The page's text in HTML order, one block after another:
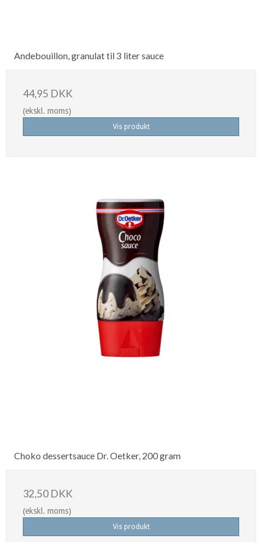
Andebouillon, granulat til 3 liter sauce
44,95 DKK
(ekskl. moms)
Vis produkt
Choko dessertsauce Dr. Oetker, 200 gram
32,50 DKK
(ekskl. moms)
Vis produkt